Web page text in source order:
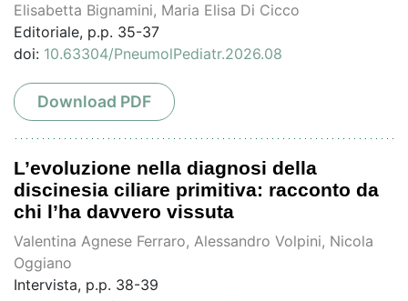
Elisabetta Bignamini, Maria Elisa Di Cicco
Editoriale, p.p. 35-37
doi: 10.63304/PneumolPediatr.2026.08
Download PDF
L’evoluzione nella diagnosi della
discinesia ciliare primitiva: racconto da
chi l’ha davvero vissuta
Valentina Agnese Ferraro, Alessandro Volpini, Nicola
Oggiano
Intervista, p.p. 38-39